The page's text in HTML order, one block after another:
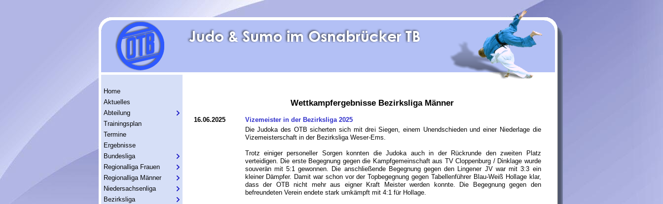
Home
Aktuelles
Abteilung
Trainingsplan
Termine
Ergebnisse
Bundesliga
Regionalliga Frauen
Regionalliga Männer
Niedersachsenliga
Bezirksliga
Wettkampfergebnisse Bezirksliga Männer
16.06.2025
Vizemeister in der Bezirksliga 2025
Die Judoka des OTB sicherten sich mit drei Siegen, einem Unendschieden und einer Niederlage die
Vizemeisterschaft in der Bezirksliga Weser-Ems.
Trotz einiger personeller Sorgen konnten die Judoka auch in der Rückrunde den zweiten Platz
verteidigen. Die erste Begegnung gegen die Kampfgemeinschaft aus TV Cloppenburg / Dinklage wurde
souverän mit 5:1 gewonnen. Die anschließende Begegnung gegen den Lingener JV war mit 3:3 ein
kleiner Dämpfer. Damit war schon vor der Topbegegnung gegen Tabellenführer Blau-Weiß Hollage klar,
dass der OTB nicht mehr aus eigner Kraft Meister werden konnte. Die Begegnung gegen den
befreundeten Verein endete stark umkämpft mit 4:1 für Hollage.